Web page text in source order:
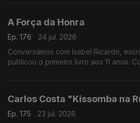
A Força da Honra
Ep. 176
24 jul. 2026
Conversámos com Isabel Ricardo,
publicou o primeiro livro aos 11 anos.
Carlos Costa "Kissomba na
Ep. 175
23 jul. 2026